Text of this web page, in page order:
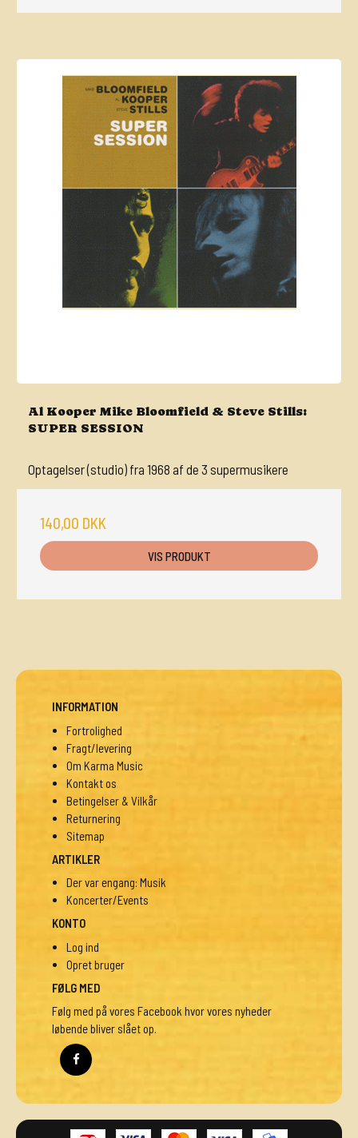
Al Kooper Mike Bloomfield & Steve Stills:
SUPER SESSION
Optagelser (studio) fra 1968 af de 3 supermusikere
140,00 DKK
VIS PRODUKT
INFORMATION
Fortrolighed
Fragt/levering
Om Karma Music
Kontakt os
Betingelser & Vilkår
Returnering
Sitemap
ARTIKLER
Der var engang: Musik
Koncerter/Events
KONTO
Log ind
Opret bruger
FØLG MED
Følg med på vores Facebook hvor vores nyheder
løbende bliver slået op.